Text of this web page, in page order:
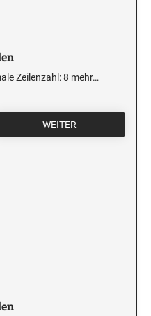
Zeilenzahl: 8 mehr…